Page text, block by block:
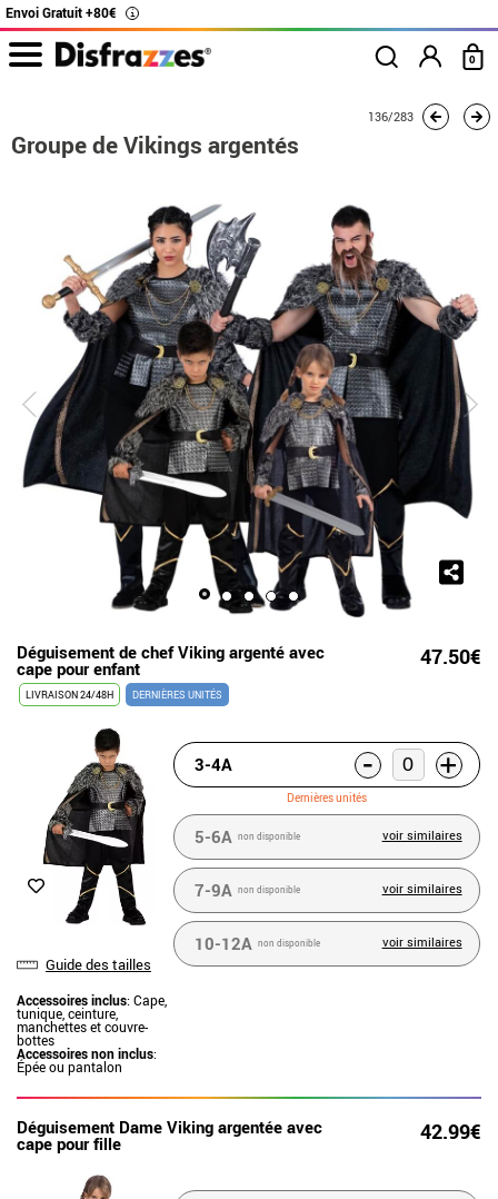
Envoi Gratuit +80€ i
0
Game of Thrones
136/283
Groupe de Vikings argentés
Déguisement de chef Viking argenté avec
cape pour enfant 47.50€
LIVRAISON 24/48H DERNIÈRES UNITÉS
Guide des tailles
Accessoires inclus: Cape,
tunique, ceinture,
manchettes et couvre-
bottes
Accessoires non inclus:
Épée ou pantalon
3-4A - +
Dernières unités
5-6A non disponible voir similaires
7-9A non disponible voir similaires
10-12A non disponible voir similaires
Déguisement Dame Viking argentée avec
cape pour fille 42.99€